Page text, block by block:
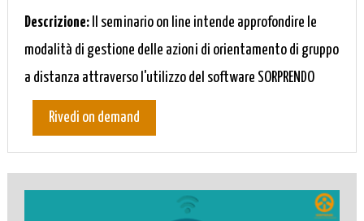
Descrizione:Il seminario on line intende approfondire le
modalità di gestione delle azioni di orientamento di gruppo
a distanza attraverso l'utilizzo del software SORPRENDO
Rivedi on demand